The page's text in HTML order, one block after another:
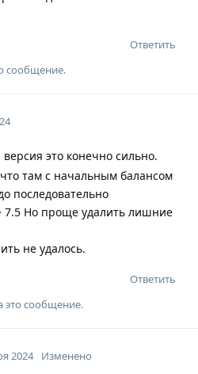
Ответить
сообщение.
версия это конечно сильно.
там с начальным балансом
последовательно
7.5 Но проще удалить лишние
не удалось.
Ответить
это сообщение.
2024 Изменено